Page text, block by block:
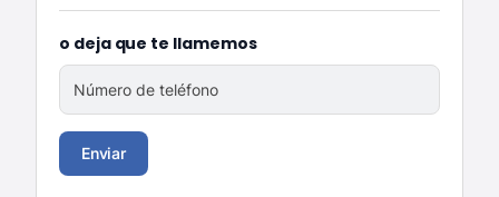
o deja que te llamemos
Número de teléfono
Enviar